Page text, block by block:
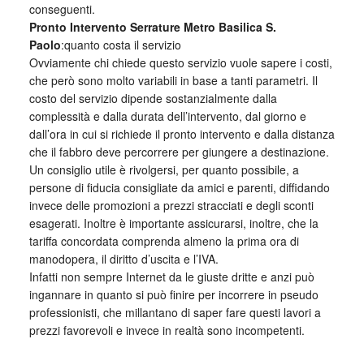
conseguenti.
Pronto Intervento Serrature Metro Basilica S.
Paolo:quanto costa il servizio
Ovviamente chi chiede questo servizio vuole sapere i costi,
che però sono molto variabili in base a tanti parametri. Il
costo del servizio dipende sostanzialmente dalla
complessità e dalla durata dell’intervento, dal giorno e
dall’ora in cui si richiede il pronto intervento e dalla distanza
che il fabbro deve percorrere per giungere a destinazione.
Un consiglio utile è rivolgersi, per quanto possibile, a
persone di fiducia consigliate da amici e parenti, diffidando
invece delle promozioni a prezzi stracciati e degli sconti
esagerati. Inoltre è importante assicurarsi, inoltre, che la
tariffa concordata comprenda almeno la prima ora di
manodopera, il diritto d’uscita e l’IVA.
Infatti non sempre Internet da le giuste dritte e anzi può
ingannare in quanto si può finire per incorrere in pseudo
professionisti, che millantano di saper fare questi lavori a
prezzi favorevoli e invece in realtà sono incompetenti.